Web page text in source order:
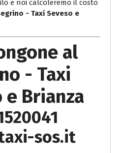
e noi calcoleremo il costo
- Taxi Seveso e
al
- Taxi
e Brianza
sos.it